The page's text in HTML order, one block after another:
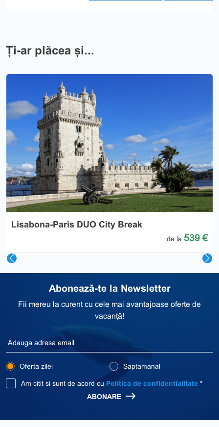
Ți-ar plăcea și...
Lisabona-Paris DUO City Break
de la 539 €
Previous
Abonează-te la Newsletter
Fii mereu la curent cu cele mai avantajoase oferte de
vacanță!
Oferta zilei Saptamanal
Am citit si sunt de acord cu Politica de confidentialitate *
ABONARE